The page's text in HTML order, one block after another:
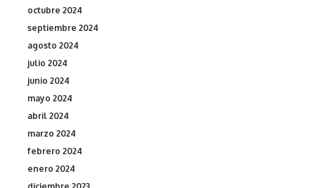
octubre 2024
septiembre 2024
agosto 2024
julio 2024
junio 2024
mayo 2024
abril 2024
marzo 2024
febrero 2024
enero 2024